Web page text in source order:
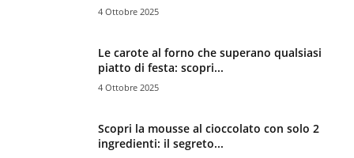
4 Ottobre 2025
Le carote al forno che superano qualsiasi
piatto di festa: scopri...
4 Ottobre 2025
Scopri la mousse al cioccolato con solo 2
ingredienti: il segreto...